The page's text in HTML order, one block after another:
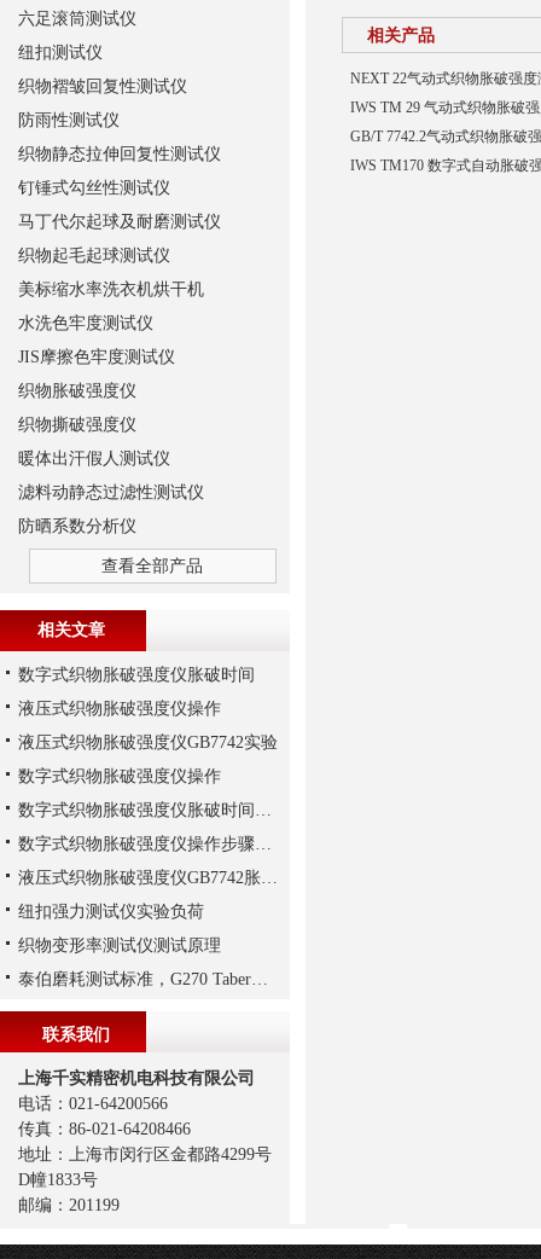
相关产品
NEXT 22气动式织物胀破强度
IWS TM 29 气动式织物胀破
GB/T 7742.2气动式织物胀破
IWS TM170 数字式自动胀破
六足滚筒测试仪
纽扣测试仪
织物褶皱回复性测试仪
防雨性测试仪
织物静态拉伸回复性测试仪
钉锤式勾丝性测试仪
马丁代尔起球及耐磨测试仪
织物起毛起球测试仪
美标缩水率洗衣机烘干机
水洗色牢度测试仪
JIS摩擦色牢度测试仪
织物胀破强度仪
织物撕破强度仪
暖体出汗假人测试仪
滤料动静态过滤性测试仪
防晒系数分析仪
查看全部产品
相关文章
数字式织物胀破强度仪胀破时间
液压式织物胀破强度仪操作
液压式织物胀破强度仪GB7742实验
数字式织物胀破强度仪操作
数字式织物胀破强度仪胀破时间解析
数字式织物胀破强度仪操作步骤解析
液压式织物胀破强度仪GB7742胀破强度试验解析
纽扣强力测试仪实验负荷
织物变形率测试仪测试原理
泰伯磨耗测试标准，G270 Taber耐磨仪为例说明
联系我们
上海千实精密机电科技有限公司
电话：021-64200566
传真：86-021-64208466
地址：上海市闵行区金都路4299号
D幢1833号
邮编：201199